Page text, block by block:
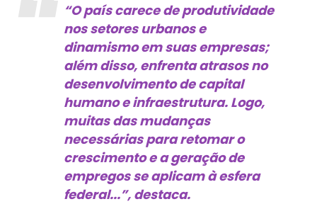
“O país carece de produtividade
nos setores urbanos e
dinamismo em suas empresas;
além disso, enfrenta atrasos no
desenvolvimento de capital
humano e infraestrutura. Logo,
muitas das mudanças
necessárias para retomar o
crescimento e a geração de
empregos se aplicam à esfera
federal...”, destaca.